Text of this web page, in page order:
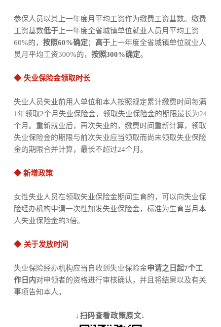
参保人员以其上一年度月平均工资作为缴费工资基数。缴费
工资基数低于 上一年度全省城镇单位就业人员月平均工资
60%的， 按照60%确定； 高于 上一年度全省城镇单位就业人
员月平均工资300%的， 按照300%确定。
◆失业保险金领取时长
失业人员失业前用人单位和本人按照规定累计缴费时间每满
1年领取2个月失业保险金，领取失业保险金的期限最长为24
个月。重新就业后，再次失业的，缴费时间重新计算，领取
失业保险金的期限与前次失业应当领取而尚未领取失业保险
金的期限合并计算，最长不超过24个月。
◆ 新增政策
女性失业人员在领取失业保险金期间生育的，可以向失业保
险经办机构申请一次性加发失业保险金，标准为生育当月本
人失业保险金的3倍。
◆ 关于发放时间
失业保险经办机构应当自收到失业保险金申请之日起7个工
作日内对申领者的资格进行审核确认，并且将结果以及有关
事项告知本人。
↓扫码查看政策原文↓